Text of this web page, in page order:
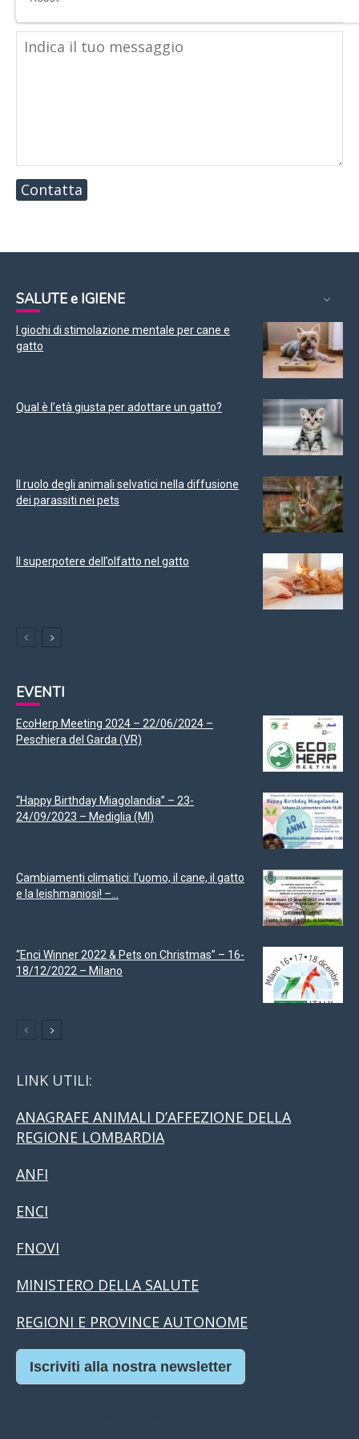
Contatta
SALUTE e IGIENE
I giochi di stimolazione mentale per cane e
gatto
Qual è l’età giusta per adottare un gatto?
Il ruolo degli animali selvatici nella diffusione
dei parassiti nei pets
Il superpotere dell’olfatto nel gatto
EVENTI
EcoHerp Meeting 2024 – 22/06/2024 –
Peschiera del Garda (VR)
“Happy Birthday Miagolandia” – 23-
24/09/2023 – Mediglia (MI)
Cambiamenti climatici: l’uomo, il cane, il gatto
e la leishmaniosi! –...
“Enci Winner 2022 & Pets on Christmas” – 16-
18/12/2022 – Milano
LINK UTILI:
ANAGRAFE ANIMALI D’AFFEZIONE DELLA
REGIONE LOMBARDIA
ANFI
ENCI
FNOVI
MINISTERO DELLA SALUTE
REGIONI E PROVINCE AUTONOME
Iscriviti alla nostra newsletter